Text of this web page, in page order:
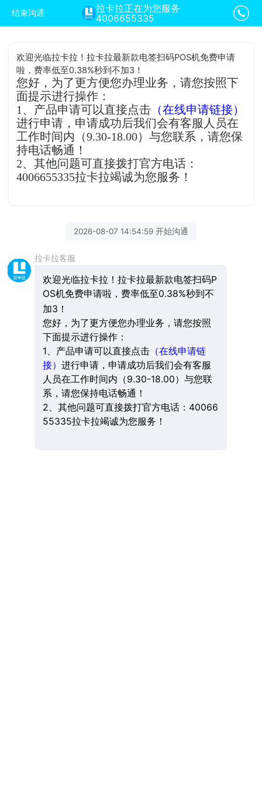
结束沟通
拉卡拉正在为您服务
4006655335
欢迎光临拉卡拉！拉卡拉最新款电签扫码POS机免费申请
啦，费率低至0.38%秒到不加3！
您好，为了更方便您办理业务，请您按照下
面提示进行操作：
1、产品申请可以直接点击 （在线申请链接）
进行申请，申请成功后我们会有客服人员在
工作时间内（9.30-18.00）与您联系，请您保
持电话畅通！
2、其他问题可直接拨打官方电话：
4006655335拉卡拉竭诚为您服务！
2026-08-07 14:54:59 开始沟通
拉卡拉客服
欢迎光临拉卡拉！拉卡拉最新款电签扫码P
OS机免费申请啦，费率低至0.38%秒到不
加3！
您好，为了更方便您办理业务，请您按照
下面提示进行操作：
1、产品申请可以直接点击（在线申请链
接） 进行申请，申请成功后我们会有客服
人员在工作时间内（9.30-18.00）与您联
系，请您保持电话畅通！
2、其他问题可直接拨打官方电话：40066
55335拉卡拉竭诚为您服务！